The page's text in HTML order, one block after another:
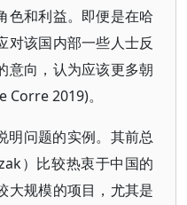
色和利益。即便是在哈
对该国内部一些人士反
意向，认为应该更多朝
Corre 2019)。
明问题的实例。其前总
）比较热衷于中国的
大规模的项目，尤其是